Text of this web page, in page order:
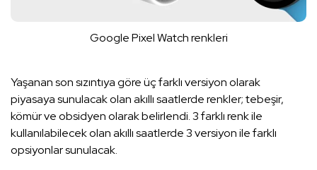
Google Pixel Watch renkleri
Yaşanan son sızıntıya göre üç farklı versiyon olarak
piyasaya sunulacak olan akıllı saatlerde renkler; tebeşir,
kömür ve obsidyen olarak belirlendi. 3 farklı renk ile
kullanılabilecek olan akıllı saatlerde 3 versiyon ile farklı
opsiyonlar sunulacak.